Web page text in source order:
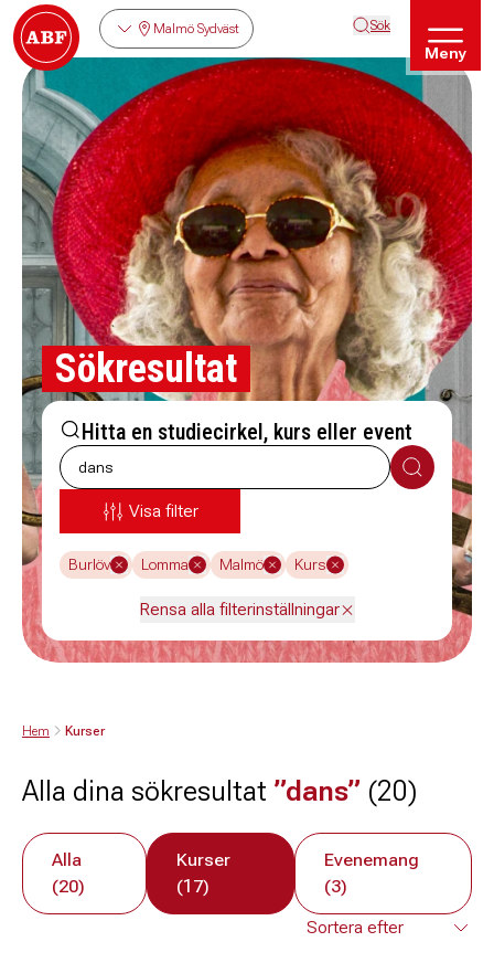
Malmö Sydväst Sök
Meny
Sökresultat
Hitta en studiecirkel, kurs eller event
Sök
Visa filter
Burlöv Lomma Malmö Kurs
Rensa alla filterinställningar
Hem Kurser
Alla dina sökresultat ”dans” (20)
Alla
(20)
Kurser
(17)
Evenemang
(3)